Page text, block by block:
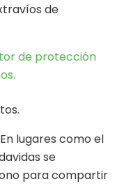
de
de protección
En lugares como el
se
para compartir